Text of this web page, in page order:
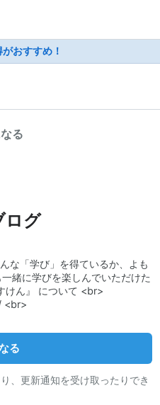
おすすめ！
る
ログ
な「学び」を得ているか、よも
緒に学びを楽しんでいただけた
けん』 について <br>
<br>
る
、更新通知を受け取ったりでき